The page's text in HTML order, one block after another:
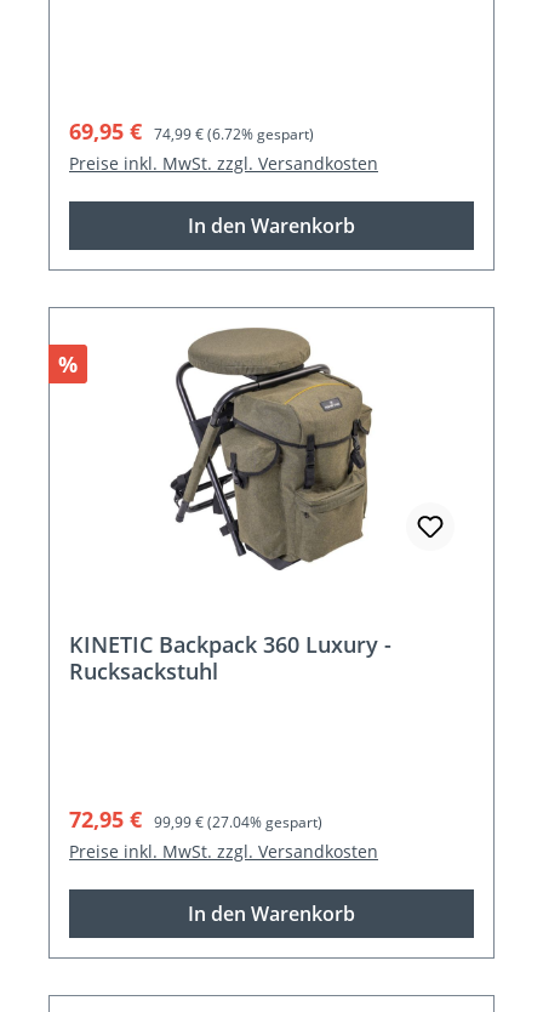
Verkaufspreis:
69,95 € Regulärer Preis:
74,99 €(6.72% gespart)
Preise inkl. MwSt. zzgl. Versandkosten
In den Warenkorb
Rabatt
%
KINETIC Backpack 360 Luxury -
Rucksackstuhl
Verkaufspreis:
72,95 € Regulärer Preis:
99,99 €(27.04% gespart)
Preise inkl. MwSt. zzgl. Versandkosten
In den Warenkorb